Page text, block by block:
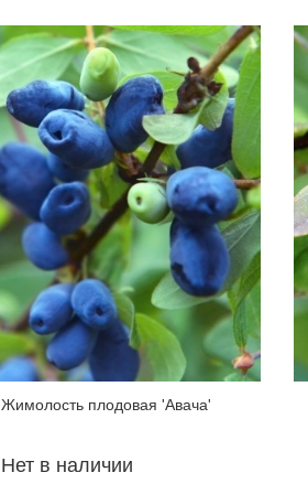
Жимолость плодовая 'Авача'
Нет в наличии